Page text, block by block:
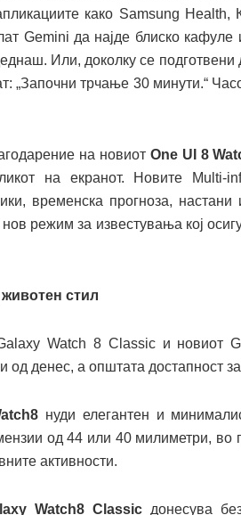
како Samsung
Gemini да најде блиско кафуле
Или, доколку се
„Започни трчање 30 минути.“
на новиот One UI 8
на екранот. Новите Multi-
временска прогноза,
нов режим за известувања кој
животен стил
Watch 8 Classic и новиот
од денес, а општата достапност
нуди елегантен и
од 44 или 40 милиметри, во
активности.
Watch8 Classic донесува